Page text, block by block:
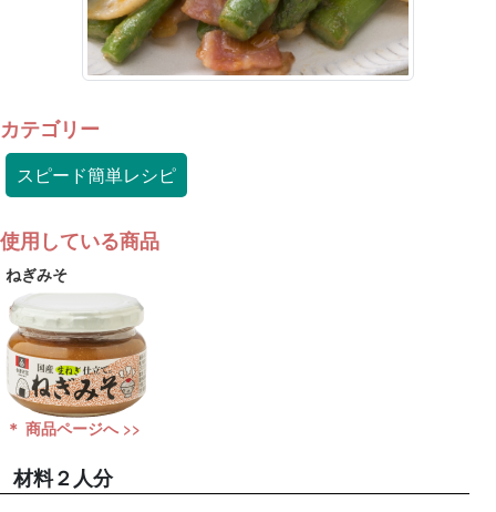
カテゴリー
スピード簡単レシピ
使用している商品
ねぎみそ
＊ 商品ページへ >>
材料２人分